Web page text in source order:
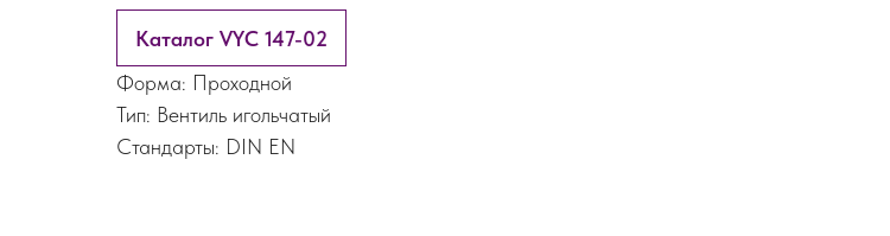
Каталог VYC 147-02
Форма: Проходной
Тип: Вентиль игольчатый
Стандарты: DIN EN